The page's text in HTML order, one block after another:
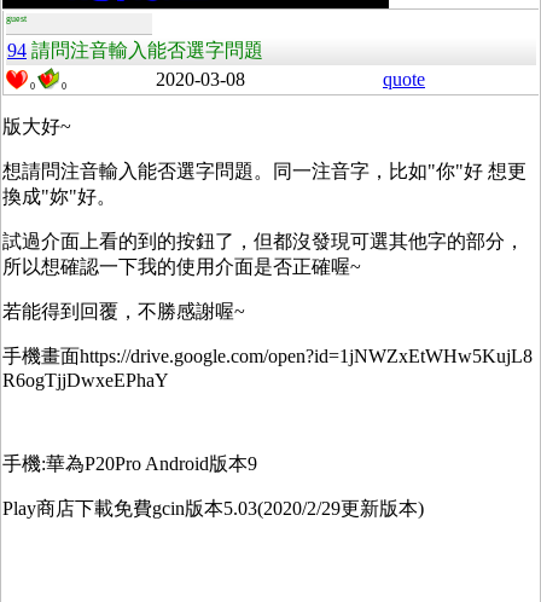
guest
94 請問注音輸入能否選字問題
0 0 2020-03-08 quote
版大好~
想請問注音輸入能否選字問題。同一注音字，比如"你"好 想更
換成"妳"好。
試過介面上看的到的按鈕了，但都沒發現可選其他字的部分，
所以想確認一下我的使用介面是否正確喔~
若能得到回覆，不勝感謝喔~
手機畫面https://drive.google.com/open?id=1jNWZxEtWHw5KujL8
R6ogTjjDwxeEPhaY
手機:華為P20Pro Android版本9
Play商店下載免費gcin版本5.03(2020/2/29更新版本)